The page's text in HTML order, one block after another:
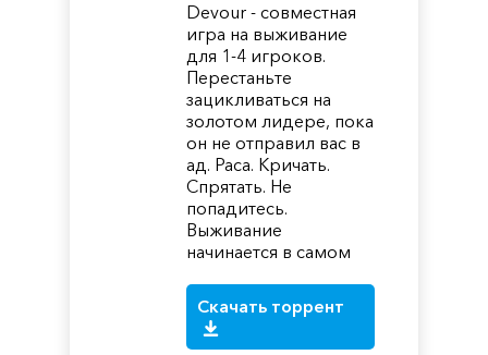
Devour - совместная
игра на выживание
для 1-4 игроков.
Перестаньте
зацикливаться на
золотом лидере, пока
он не отправил вас в
ад. Раса. Кричать.
Спрятать. Не
попадитесь.
Выживание
начинается в самом
Скачать торрент